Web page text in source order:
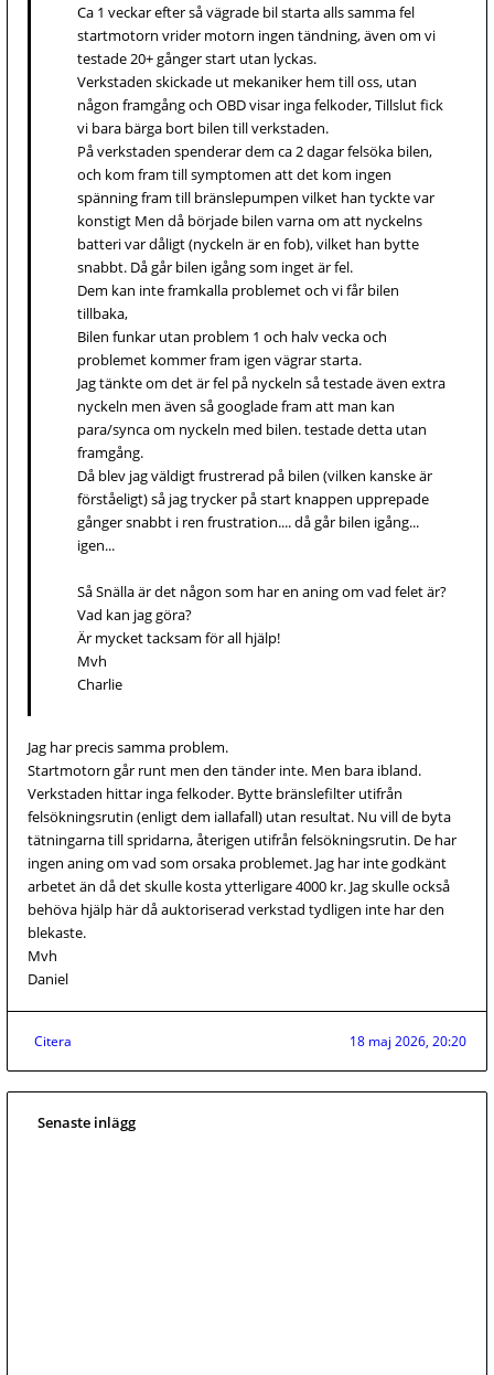
Ca 1 veckar efter så vägrade bil starta alls samma fel
startmotorn vrider motorn ingen tändning, även om vi
testade 20+ gånger start utan lyckas.
Verkstaden skickade ut mekaniker hem till oss, utan
någon framgång och OBD visar inga felkoder, Tillslut fick
vi bara bärga bort bilen till verkstaden.
På verkstaden spenderar dem ca 2 dagar felsöka bilen,
och kom fram till symptomen att det kom ingen
spänning fram till bränslepumpen vilket han tyckte var
konstigt Men då började bilen varna om att nyckelns
batteri var dåligt (nyckeln är en fob), vilket han bytte
snabbt. Då går bilen igång som inget är fel.
Dem kan inte framkalla problemet och vi får bilen
tillbaka,
Bilen funkar utan problem 1 och halv vecka och
problemet kommer fram igen vägrar starta.
Jag tänkte om det är fel på nyckeln så testade även extra
nyckeln men även så googlade fram att man kan
para/synca om nyckeln med bilen. testade detta utan
framgång.
Då blev jag väldigt frustrerad på bilen (vilken kanske är
förståeligt) så jag trycker på start knappen upprepade
gånger snabbt i ren frustration.... då går bilen igång...
igen...
Så Snälla är det någon som har en aning om vad felet är?
Vad kan jag göra?
Är mycket tacksam för all hjälp!
Mvh
Charlie
Jag har precis samma problem.
Startmotorn går runt men den tänder inte. Men bara ibland.
Verkstaden hittar inga felkoder. Bytte bränslefilter utifrån
felsökningsrutin (enligt dem iallafall) utan resultat. Nu vill de byta
tätningarna till spridarna, återigen utifrån felsökningsrutin. De har
ingen aning om vad som orsaka problemet. Jag har inte godkänt
arbetet än då det skulle kosta ytterligare 4000 kr. Jag skulle också
behöva hjälp här då auktoriserad verkstad tydligen inte har den
blekaste.
Mvh
Daniel
Citera 18 maj 2026, 20:20
Senaste inlägg